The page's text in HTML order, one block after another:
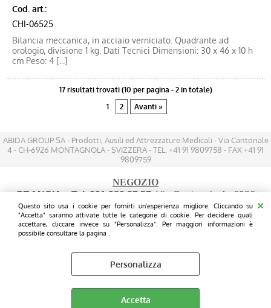
Questo sito usa i cookie per fornirti un'esperienza migliore. Cliccando su
"Accetta" saranno attivate tutte le categorie di cookie. Per decidere quali
accettare, cliccare invece su "Personalizza". Per maggiori informazioni è
possibile consultare la pagina .
Personalizza
Accetta
Cod. art.:
CHI-06525
Bilancia meccanica, in acciaio verniciato. Quadrante ad
orologio, divisione 1 kg. Dati Tecnici Dimensioni: 30 x 46 x 10 h
cm Peso: 4 [...]
17 risultati trovati (10 per pagina - 2 in totale)
1
2 Avanti »
ABIDA GROUP SA - Prodotti, Ausili ed Attrezzature Medicali - Via Cantonale
4 - CH-6926 MONTAGNOLA - SVIZZERA - TEL. +41 91 9809758 - FAX +41 91
9809759
NEGOZIO
GRANCIA - Tel. 091 980 97 57: Via Cantonale 4 - 6926
MONTAGNOLA - (200 mt prima dell'IKEA sul lato destro
FRONTE STRADA - Parcheggio gratuito davanti le vetrine)
Preferenze cookie